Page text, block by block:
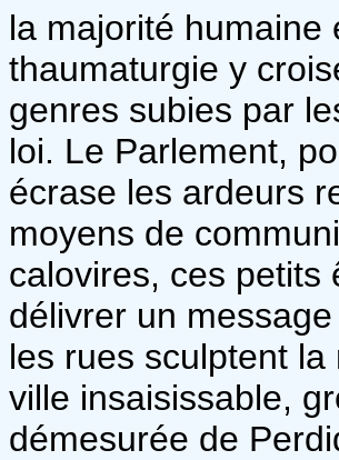
la majorité humaine
thaumaturgie y
genres subies par
loi. Le Parlement,
écrase les ardeurs
moyens de
calovires, ces petits
délivrer un
les rues sculptent
ville insaisissable,
démesurée de